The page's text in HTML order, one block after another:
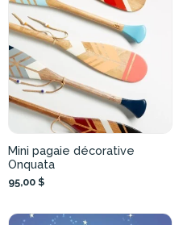
Mini pagaie décorative
Onquata
95,00 $